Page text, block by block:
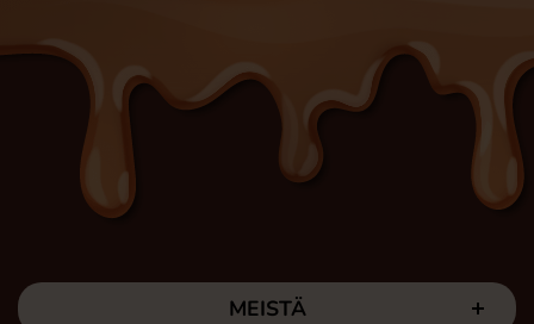
MEISTÄ